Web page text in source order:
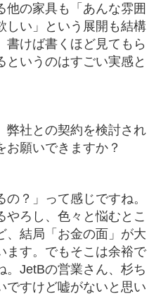
他の家具も「あんな雰囲
しい」という展開も結構
書けば書くほど見てもら
というのはすごい実感と
弊社との契約を検討され
お願いできますか？
の？」って感じですね。
やろし、色々と悩むとこ
、結局「お金の面」が大
ます。でもそこは余裕で
。JetBの営業さん、杉ち
ですけど嘘がないと思い